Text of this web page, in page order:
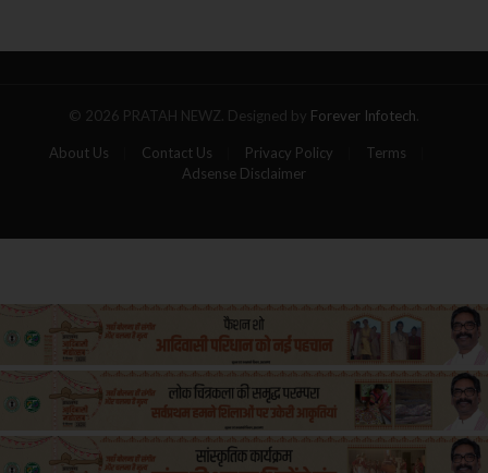
© 2026 PRATAH NEWZ. Designed by Forever Infotech
About Us Contact Us Privacy Policy
Terms
Adsense Disclaimer